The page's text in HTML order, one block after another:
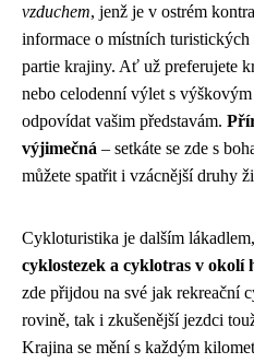
vzduchem, jenž je v ostrém
informace o místních turistických
partie krajiny. Ať už preferujete
nebo celodenní výlet s
odpovídat vašim představám.
výjimečná – setkáte se zde s
můžete spatřit i vzácnější druhy
Cykloturistika je dalším
cyklostezek a cyklotras v okolí
zde přijdou na své jak rekreační
rovině, tak i zkušenější jezdci
Krajina se mění s každým